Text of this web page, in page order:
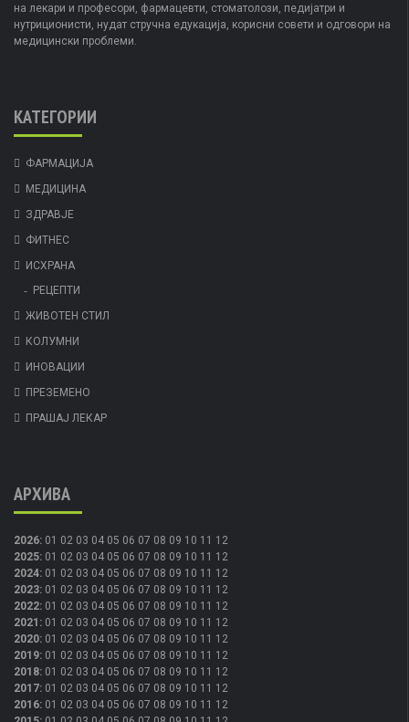
на лекари и професори, фармацевти, стоматолози, педијатри и
нутриционисти, нудат стручна едукација, корисни совети и одговори на
медицински проблеми.
КАТЕГОРИИ
ФАРМАЦИЈА
МЕДИЦИНА
ЗДРАВЈЕ
ФИТНЕС
ИСХРАНА
РЕЦЕПТИ
ЖИВОТЕН СТИЛ
КОЛУМНИ
ИНОВАЦИИ
ПРЕЗЕМЕНО
ПРАШАЈ ЛЕКАР
АРХИВА
2026: 01 02 03 04 05 06 07 08 09 10 11 12
2025: 01 02 03 04 05 06 07 08 09 10 11 12
2024: 01 02 03 04 05 06 07 08 09 10 11 12
2023: 01 02 03 04 05 06 07 08 09 10 11 12
2022: 01 02 03 04 05 06 07 08 09 10 11 12
2021 : 01 02 03 04 05 06 07 08 09 10 11 12
2020: 01 02 03 04 05 06 07 08 09 10 11 12
2019: 01 02 03 04 05 06 07 08 09 10 11 12
2018: 01 02 03 04 05 06 07 08 09 10 11 12
2017: 01 02 03 04 05 06 07 08 09 10 11 12
2016: 01 02 03 04 05 06 07 08 09 10 11 12